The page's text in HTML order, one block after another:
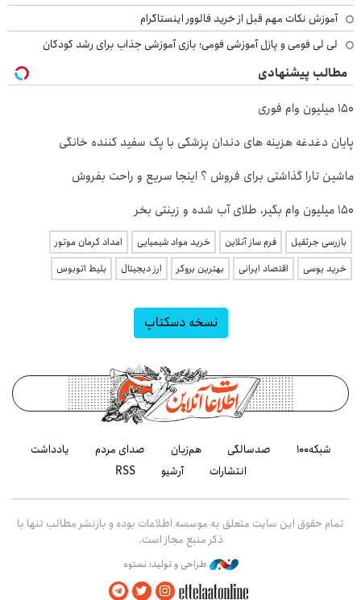
آموزش نکات مهم قبل از خرید فالوور اینستاگرام
لی لی فومی و پازل آموزشی فومی؛ بازی آموزشی جذاب برای رشد کودکان
مطالب پیشنهادی
150 میلیون وام فوری
پایان دغدغه هزینه های دندان پزشکی با پک سفید کننده خانگی
ماشین تارا گذاشتی برای فروش ؟ اینجا سریع و راحت بفروش
150 میلیون وام بگیر، طلای آب شده و زینتی بخر
بازرسی جرثقیل فرم ساز آنلاین خرید مواد شیمیایی
امداد کرمان موتور
خرید یوسی
اقتصاد ایرانی بهترین بروکر ارز دیجیتال بلیط اتوبوس
نسخه دسکتاپ
شبکه۱۰۰ صدسالگی هم‌زبان صدای مردم
یادداشت
انتشارات
آرشیو RSS
تمام حقوق این سایت متعلق به موسسه اطلاعات بوده و بازنشر مطالب تنها با
ذکر منبع مجاز است.
طراحی و تولید: نستوه